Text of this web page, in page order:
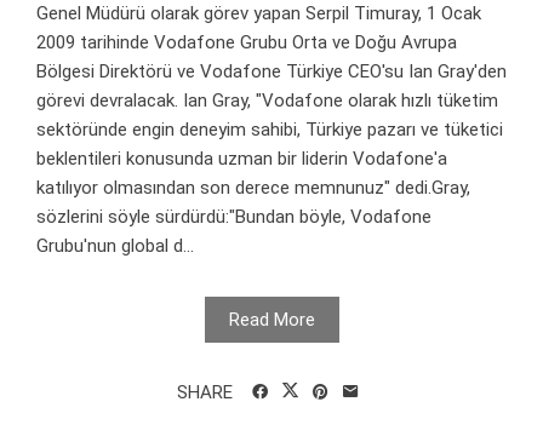
Genel Müdürü olarak görev yapan Serpil Timuray, 1 Ocak
2009 tarihinde Vodafone Grubu Orta ve Doğu Avrupa
Bölgesi Direktörü ve Vodafone Türkiye CEO'su Ian Gray'den
görevi devralacak. Ian Gray, "Vodafone olarak hızlı tüketim
sektöründe engin deneyim sahibi, Türkiye pazarı ve tüketici
beklentileri konusunda uzman bir liderin Vodafone'a
katılıyor olmasından son derece memnunuz" dedi.Gray,
sözlerini söyle sürdürdü:"Bundan böyle, Vodafone
Grubu'nun global d...
Read More
SHARE